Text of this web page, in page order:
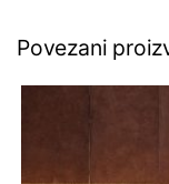
Povezani